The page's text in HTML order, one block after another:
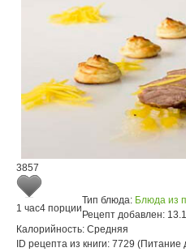
3857
1 час4 порции
Тип блюда: Блюда из
Рецепт добавлен:
Калорийность: Средняя
ID рецепта из книги: 7729 (Питание